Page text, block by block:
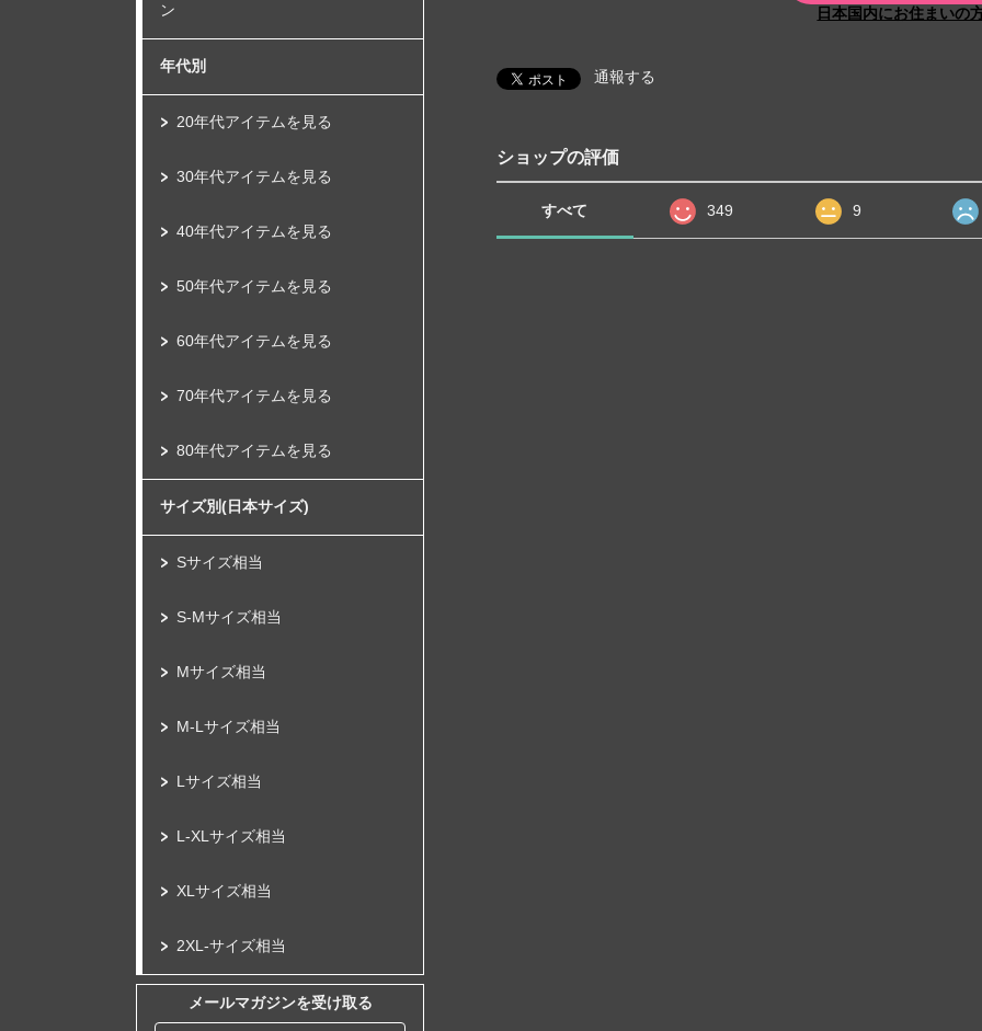
ン
年代別
20年代アイテムを見る
30年代アイテムを見る
40年代アイテムを見る
50年代アイテムを見る
60年代アイテムを見る
70年代アイテムを見る
80年代アイテムを見る
サイズ別(日本サイズ)
Sサイズ相当
S-Mサイズ相当
Mサイズ相当
M-Lサイズ相当
Lサイズ相当
L-XLサイズ相当
XLサイズ相当
2XL-サイズ相当
メールマガジンを受け取る
日本国内にお住まいの
通報する
ショップの評価
すべて 349 9